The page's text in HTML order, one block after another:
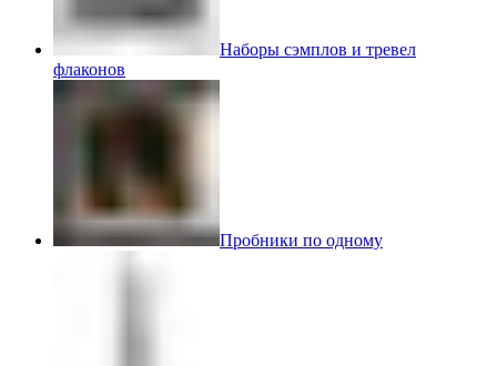
Наборы сэмплов и тревел
флаконов
Пробники по одному